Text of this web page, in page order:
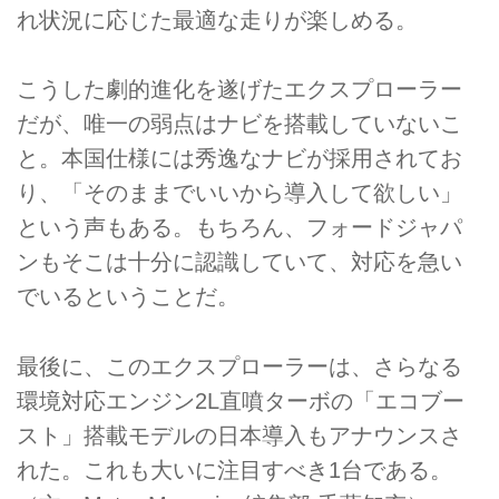
れ状況に応じた最適な走りが楽しめる。
こうした劇的進化を遂げたエクスプローラー
だが、唯一の弱点はナビを搭載していないこ
と。本国仕様には秀逸なナビが採用されてお
り、「そのままでいいから導入して欲しい」
という声もある。もちろん、フォードジャパ
ンもそこは十分に認識していて、対応を急い
でいるということだ。
最後に、このエクスプローラーは、さらなる
環境対応エンジン2L直噴ターボの「エコブー
スト」搭載モデルの日本導入もアナウンスさ
れた。これも大いに注目すべき1台である。